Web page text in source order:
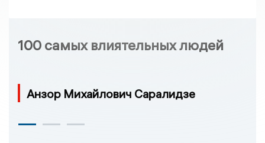
100 самых влиятельных людей
Анзор Михайлович Саралидзе